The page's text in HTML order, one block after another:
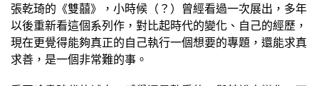
張乾琦的《雙囍》，小時候（？）曾經看過一次展出，多年
以後重新看這個系列作，對比起時代的變化、自己的經歷，
現在更覺得能夠真正的自己執行一個想要的專題，還能求真
求善，是一個非常難的事。